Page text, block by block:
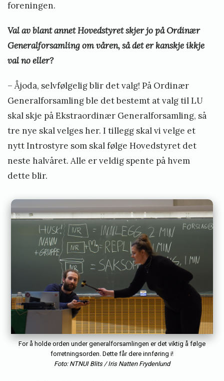
foreningen.
Val av blant annet Hovedstyret skjer jo på Ordinær
Generalforsamling om våren, så det er kanskje ikkje
val no eller?
– Åjoda, selvfølgelig blir det valg! På Ordinær
Generalforsamling ble det bestemt at valg til LU
skal skje på Ekstraordinær Generalforsamling, så
tre nye skal velges her. I tillegg skal vi velge et
nytt Introstyre som skal følge Hovedstyret det
neste halvåret. Alle er veldig spente på hvem
dette blir.
For å holde orden under generalforsamlingen er det viktig å følge
forretningsorden. Dette får dere innføring i!
Foto: NTNUI Blits / Iris Natten Frydenlund